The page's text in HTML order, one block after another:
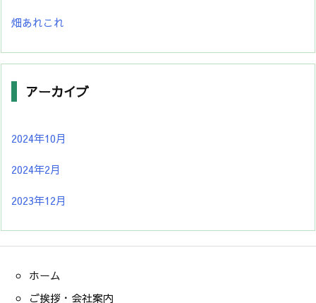
畑あれこれ
アーカイブ
2024年10月
2024年2月
2023年12月
ホーム
ご挨拶・会社案内